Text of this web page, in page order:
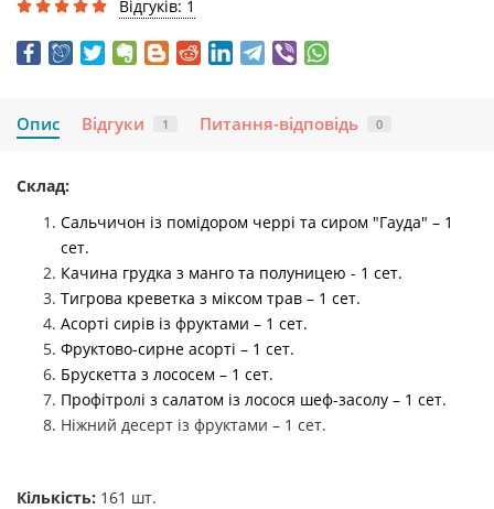
Відгуків: 1
Опис Відгуки 1 Питання-відповідь 0
Склад:
Сальчичон із помідором черрі та сиром "Гауда" – 1
сет.
Качина грудка з манго та полуницею - 1 сет.
Тигрова креветка з міксом трав – 1 сет.
Асорті сирів із фруктами – 1 сет.
Фруктово-сирне асорті – 1 сет.
Брускетта з лососем – 1 сет.
Профітролі з салатом із лосося шеф-засолу – 1 сет.
Ніжний десерт із фруктами – 1 сет.
Кількість: 161 шт.